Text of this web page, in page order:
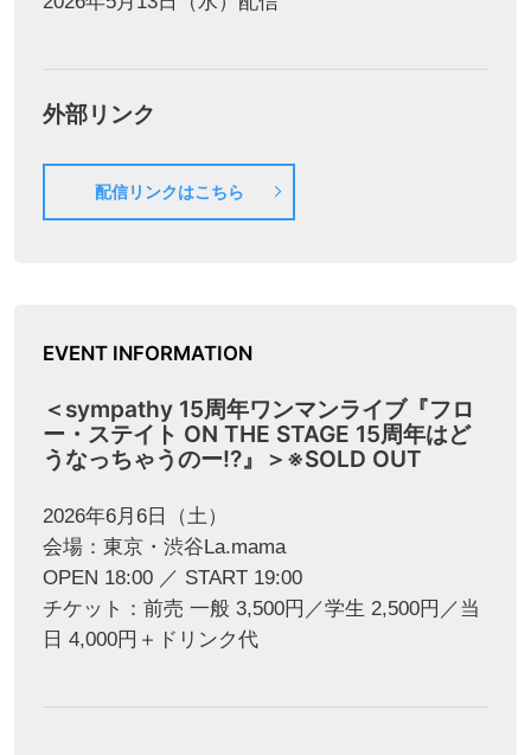
外部リンク
配信リンクはこちら
EVENT INFORMATION
＜sympathy 15周年ワンマンライブ『フロ
ー・ステイト ON THE STAGE 15周年はど
うなっちゃうのー!?』＞※SOLD OUT
2026年6月6日（土）
会場：東京・渋谷La.mama
OPEN 18:00 ／ START 19:00
チケット：前売 一般 3,500円／学生 2,500円／当
日 4,000円＋ドリンク代